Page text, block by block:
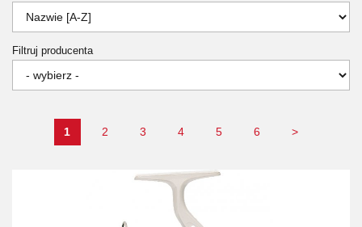
Filtruj producenta
1 2 3 4 5 6 >